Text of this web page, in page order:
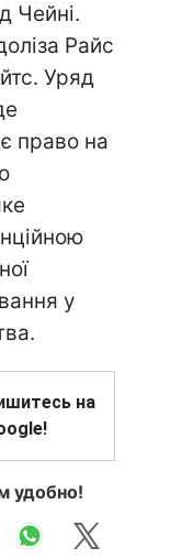
Чейні.
Райс
Уряд
право на
у
на
удобно!